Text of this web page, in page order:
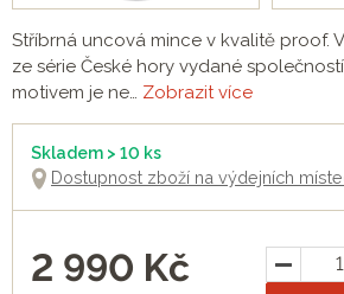
Stříbrná uncová mince v kvalitě proof.
ze série České hory vydané
motivem je ne… Zobrazit více
Skladem > 10 ks
Dostupnost zboží na výdejních
2 990 Kč